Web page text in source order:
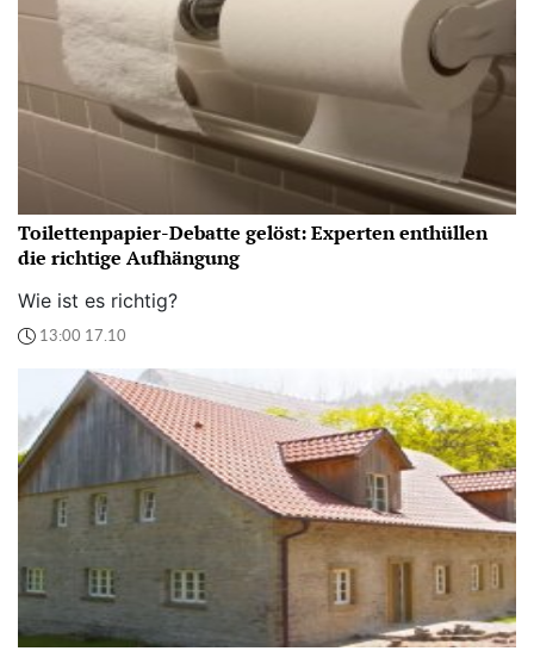
Toilettenpapier-Debatte gelöst: Experten enthüllen
die richtige Aufhängung
Wie ist es richtig?
13:00 17.10